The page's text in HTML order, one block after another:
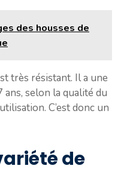
des housses de
très résistant. Il a une
ans, selon la qualité du
C’est donc un
de